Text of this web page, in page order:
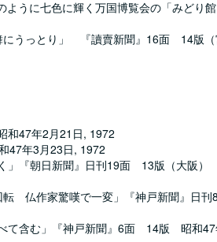
に七色に輝く万国博覧会の「みどり
にうっとり」 『讀賣新聞』16面 14版
47年2月21日, 1972
47年3月23日, 1972
」『朝日新聞』日刊19面 13版（大阪
転 仏作家驚嘆で一変」『神戸新聞』日
て含む」『神戸新聞』6面 14版 昭和